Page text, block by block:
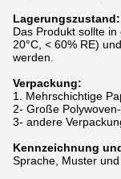
Lagerungszustand:
Das Produkt sollte
20°C, < 60% RE)
werden.
Verpackung:
1. Mehrschichtige
2- Große Polywoven-
3- andere
Kennzeichnung
Sprache, Muster